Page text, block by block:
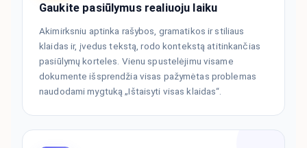
Gaukite pasiūlymus realiuoju laiku
Akimirksniu aptinka rašybos, gramatikos ir stiliaus
klaidas ir, įvedus tekstą, rodo kontekstą atitinkančias
pasiūlymų korteles. Vienu spustelėjimu visame
dokumente išsprendžia visas pažymėtas problemas
naudodami mygtuką „Ištaisyti visas klaidas“.